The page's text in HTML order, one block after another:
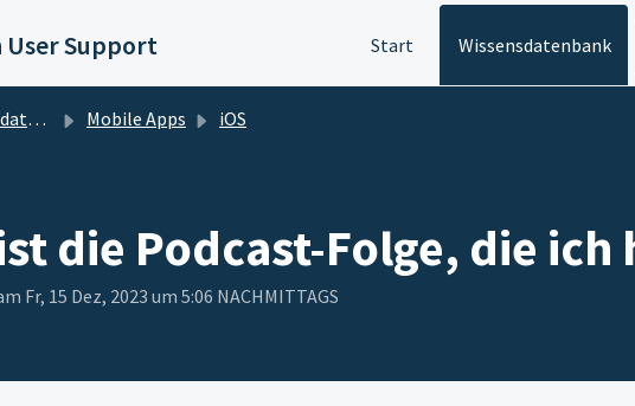
User Support Start Wissensdatenbank
Mobile Apps iOS
die Podcast-Folge, die
Fr, 15 Dez, 2023 um 5:06 NACHMITTAGS